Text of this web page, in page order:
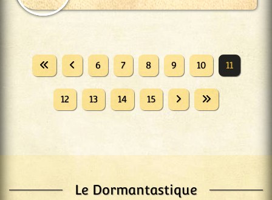
Le Dormantastique
6 7 8 9 10 11
12 13 14 15